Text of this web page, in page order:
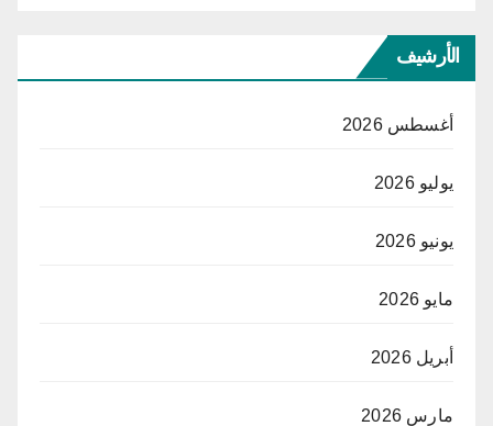
الأرشيف
أغسطس 2026
يوليو 2026
يونيو 2026
مايو 2026
أبريل 2026
مارس 2026